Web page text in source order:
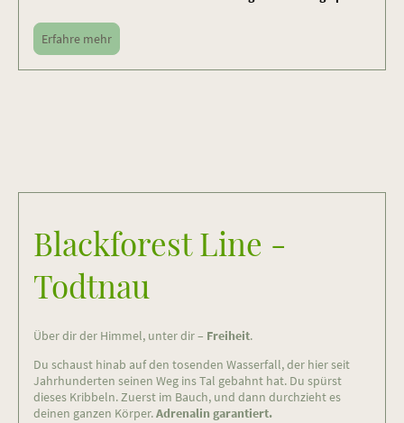
Erfahre mehr
Blackforest Line -
Todtnau
Über dir der Himmel, unter dir – Freiheit.
Du schaust hinab auf den tosenden Wasserfall, der hier seit
Jahrhunderten seinen Weg ins Tal gebahnt hat. Du spürst
dieses Kribbeln. Zuerst im Bauch, und dann durchzieht es
deinen ganzen Körper.Adrenalin garantiert.